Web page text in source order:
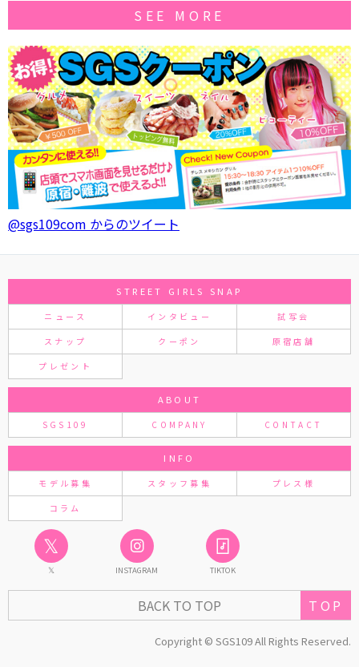
SEE MORE
@sgs109com からのツイート
STREET GIRLS SNAP
ニュース インタビュー 試写会
スナップ クーポン 原宿店舗
プレゼント
ABOUT
SGS109 COMPANY CONTACT
INFO
モデル募集 スタッフ募集 プレス様
コラム
𝕏
𝕏 INSTAGRAM TIKTOK
BACK TO TOP
Copyright © SGS109 All Rights Reserved.
TOP